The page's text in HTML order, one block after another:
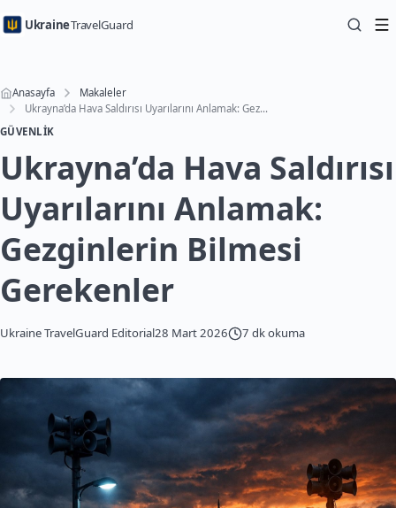
UkraineTravelGuard
Anasayfa
Makaleler
Ukrayna’da Hava Saldırısı Uyarılarını Anlamak: Gezginlerin Bilmesi Gerekenler
GÜVENLIK
Ukrayna’da Hava Saldırısı
Uyarılarını Anlamak:
Gezginlerin Bilmesi
Gerekenler
Ukraine TravelGuard Editorial28 Mart 2026 7 dk okuma